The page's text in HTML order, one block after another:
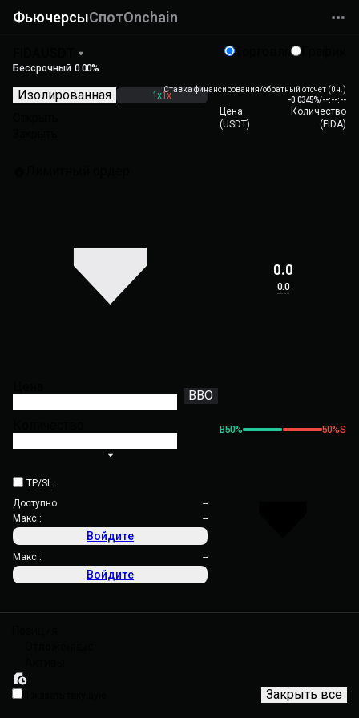
ФьючерсыСпотOnchain
Бессрочный 0.00%
Изолированная 1x1x
BBO
TP/SL
Доступно
--
Макс.:
--
Войдите
Макс.: --
Войдите
Ставка финансирования/обратный отсчет (0 ч.)
-0.0345%/--:--:--
Цена
(USDT)
Количество
( FIDA)
0.0
0.0
B50% 50%S
Закрыть все